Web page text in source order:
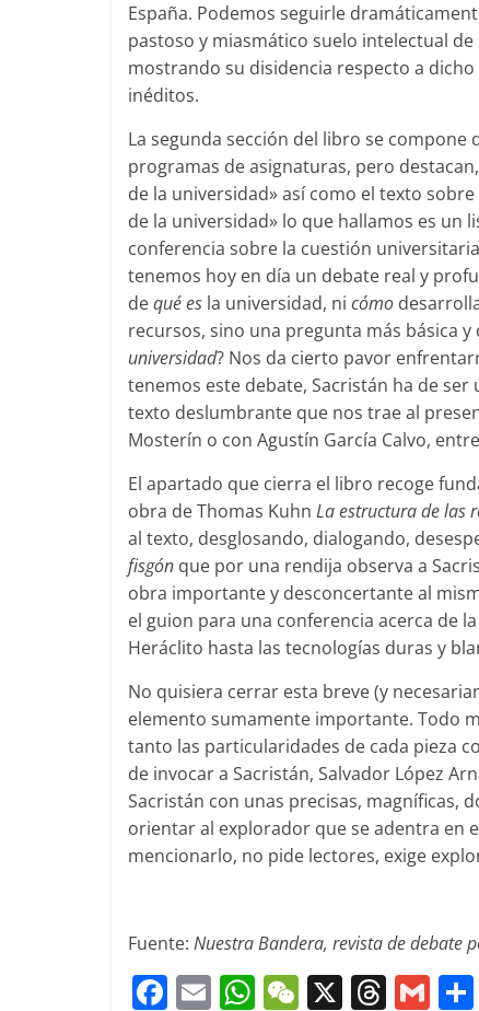
España. Podemos seguirle
pastoso y miasmático suelo intelectual
mostrando su disidencia respecto a
inéditos.
La segunda sección del libro se compone
programas de asignaturas, pero
de la universidad» así como el texto
de la universidad» lo que hallamos es un
conferencia sobre la cuestión
tenemos hoy en día un debate real y
dequé es la universidad, ni cómo
recursos, sino una pregunta más básica y
universidad? Nos da cierto pavor
tenemos este debate, Sacristán ha de ser
texto deslumbrante que nos trae al
Mosterín o con Agustín García Calvo,
El apartado que cierra el libro recoge
obra de Thomas Kuhn La estructura de las
al texto, desglosando, dialogando,
fisgón que por una rendija observa a
obra importante y desconcertante al
el guion para una conferencia acerca de
Heráclito hasta las tecnologías duras y
No quisiera cerrar esta breve (y
elemento sumamente importante. Todo
tanto las particularidades de cada pieza
de invocar a Sacristán, Salvador López
Sacristán con unas precisas, magníficas,
orientar al explorador que se adentra en
mencionarlo, no pide lectores, exige
Fuente: Nuestra Bandera, revista de debate
F E W W X T G